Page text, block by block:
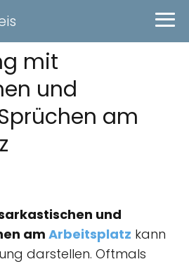
mit
und
am
und
am Arbeitsplatz kann
darstellen. Oftmals